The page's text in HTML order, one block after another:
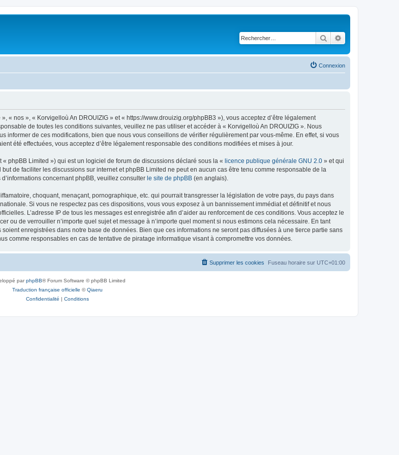
Rechercher
Connexion
« nos », « Korvigelloù An DROUIZIG » et « https://www.drouizig.org/phpBB3 »), vous acceptez d’être légalement
de toutes les conditions suivantes, veuillez ne pas utiliser et accéder à « Korvigelloù An DROUIZIG ». Nous
informer de ces modifications, bien que nous vous conseillons de vérifier régulièrement par vous-même. En effet, si vous
été effectuées, vous acceptez d’être légalement responsable des conditions modifiées et mises à jour.
phpBB Limited ») qui est un logiciel de forum de discussions déclaré sous la « licence publique générale GNU 2.0 » et qui
de faciliter les discussions sur internet et phpBB Limited ne peut en aucun cas être tenu comme responsable de la
concernant phpBB, veuillez consulter le site de phpBB (en anglais).
choquant, menaçant, pornographique, etc. qui pourrait transgresser la législation de votre pays, du pays dans
Si vous ne respectez pas ces dispositions, vous vous exposez à un bannissement immédiat et définitif et nous
L’adresse IP de tous les messages est enregistrée afin d’aider au renforcement de ces conditions. Vous acceptez le
ou de verrouiller n’importe quel sujet et message à n’importe quel moment si nous estimons cela nécessaire. En tant
enregistrées dans notre base de données. Bien que ces informations ne seront pas diffusées à une tierce partie sans
comme responsables en cas de tentative de piratage informatique visant à compromettre vos données.
Fuseau horaire sur UTC+01:00
Supprimer les cookies
parphpBB® Forum Software © phpBB Limited
Traduction française officielle ©Qiaeru
Confidentialité | Conditions